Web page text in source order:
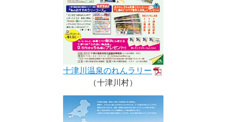
十津川温泉のれんラリー
（十津川村）